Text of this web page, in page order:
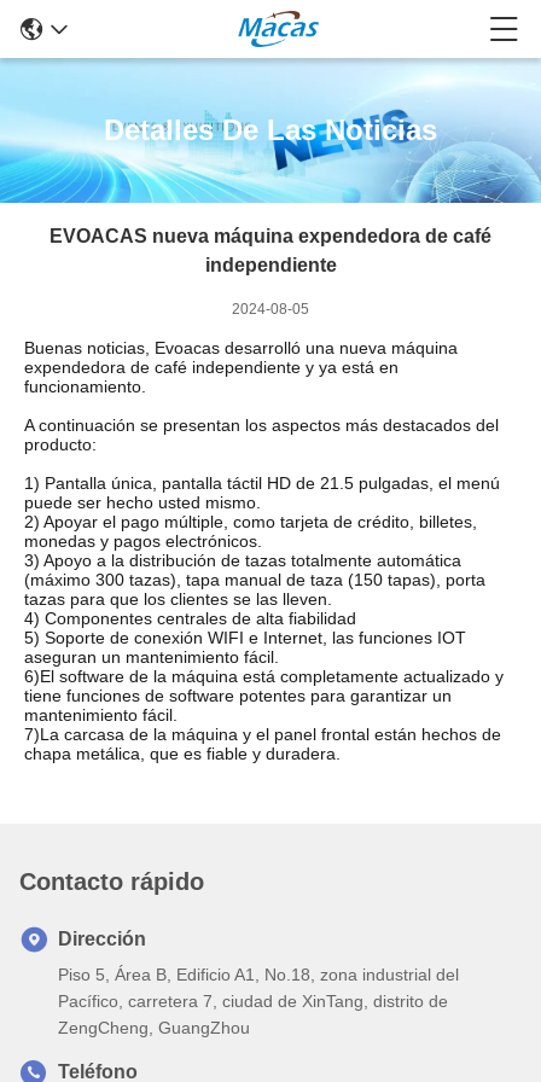
Detalles De Las Noticias
EVOACAS nueva máquina expendedora de café
independiente
2024-08-05
Buenas noticias, Evoacas desarrolló una nueva máquina
expendedora de café independiente y ya está en
funcionamiento.
A continuación se presentan los aspectos más destacados del
producto:
1) Pantalla única, pantalla táctil HD de 21.5 pulgadas, el menú
puede ser hecho usted mismo.
2) Apoyar el pago múltiple, como tarjeta de crédito, billetes,
monedas y pagos electrónicos.
3) Apoyo a la distribución de tazas totalmente automática
(máximo 300 tazas), tapa manual de taza (150 tapas), porta
tazas para que los clientes se las lleven.
4) Componentes centrales de alta fiabilidad
5) Soporte de conexión WIFI e Internet, las funciones IOT
aseguran un mantenimiento fácil.
6)El software de la máquina está completamente actualizado y
tiene funciones de software potentes para garantizar un
mantenimiento fácil.
7)La carcasa de la máquina y el panel frontal están hechos de
chapa metálica, que es fiable y duradera.
Contacto rápido
Dirección
Piso 5, Área B, Edificio A1, No.18, zona industrial del
Pacífico, carretera 7, ciudad de XinTang, distrito de
ZengCheng, GuangZhou
Teléfono